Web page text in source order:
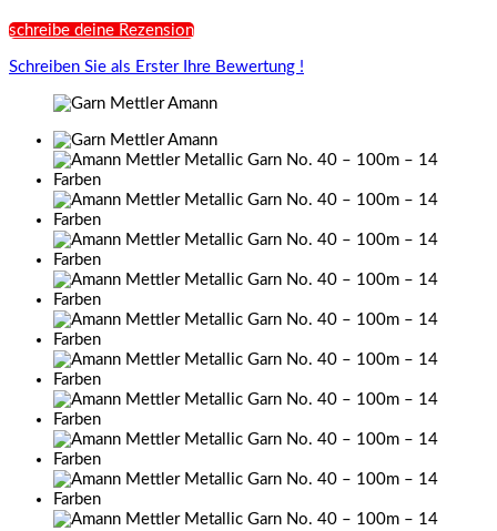
schreibe deine Rezension
Schreiben Sie als Erster Ihre Bewertung !